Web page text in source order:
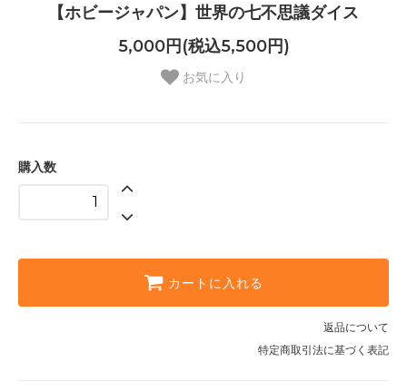
【ホビージャパン】世界の七不思議ダイス
5,000円(税込5,500円)
お気に入り
購入数
カートに入れる
返品について
特定商取引法に基づく表記